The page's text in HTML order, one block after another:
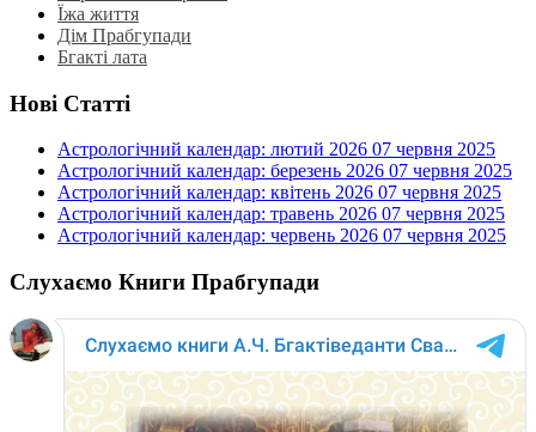
Їжа життя
Дім Прабгупади
Бгакті лата
Нові Статті
Астрологічний календар: лютий 2026 07 червня 2025
Астрологічний календар: березень 2026 07 червня 2025
Астрологічний календар: квітень 2026 07 червня 2025
Астрологічний календар: травень 2026 07 червня 2025
Астрологічний календар: червень 2026 07 червня 2025
Слухаємо Книги Прабгупади